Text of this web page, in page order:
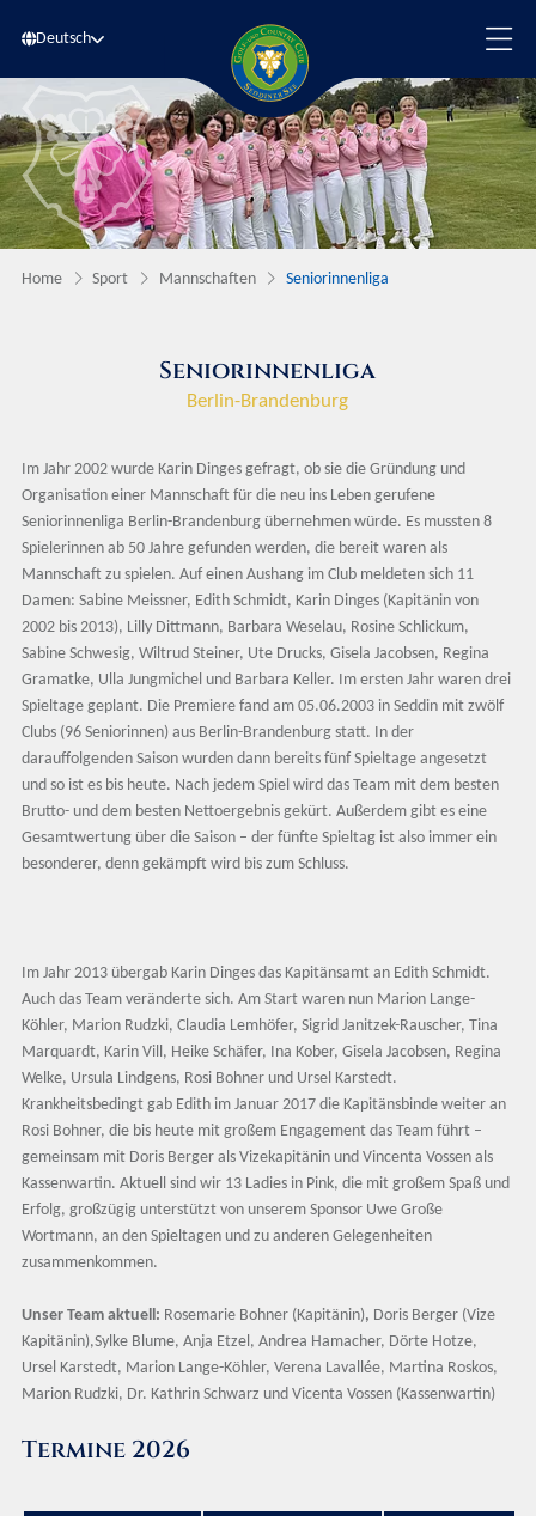
Deutsch
Home Sport Mannschaften Seniorinnenliga
Seniorinnenliga
Berlin-Brandenburg
Im Jahr 2002 wurde Karin Dinges gefragt, ob sie die Gründung und
Organisation einer Mannschaft für die neu ins Leben gerufene
Seniorinnenliga Berlin-Brandenburg übernehmen würde. Es mussten 8
Spielerinnen ab 50 Jahre gefunden werden, die bereit waren als
Mannschaft zu spielen. Auf einen Aushang im Club meldeten sich 11
Damen: Sabine Meissner, Edith Schmidt, Karin Dinges (Kapitänin von
2002 bis 2013), Lilly Dittmann, Barbara Weselau, Rosine Schlickum,
Sabine Schwesig, Wiltrud Steiner, Ute Drucks, Gisela Jacobsen, Regina
Gramatke, Ulla Jungmichel und Barbara Keller. Im ersten Jahr waren drei
Spieltage geplant. Die Premiere fand am 05.06.2003 in Seddin mit zwölf
Clubs (96 Seniorinnen) aus Berlin-Brandenburg statt. In der
darauffolgenden Saison wurden dann bereits fünf Spieltage angesetzt
und so ist es bis heute. Nach jedem Spiel wird das Team mit dem besten
Brutto- und dem besten Nettoergebnis gekürt. Außerdem gibt es eine
Gesamtwertung über die Saison – der fünfte Spieltag ist also immer ein
besonderer, denn gekämpft wird bis zum Schluss.
Im Jahr 2013 übergab Karin Dinges das Kapitänsamt an Edith Schmidt.
Auch das Team veränderte sich. Am Start waren nun Marion Lange-
Köhler, Marion Rudzki, Claudia Lemhöfer, Sigrid Janitzek-Rauscher, Tina
Marquardt, Karin Vill, Heike Schäfer, Ina Kober, Gisela Jacobsen, Regina
Welke, Ursula Lindgens, Rosi Bohner und Ursel Karstedt.
Krankheitsbedingt gab Edith im Januar 2017 die Kapitänsbinde weiter an
Rosi Bohner, die bis heute mit großem Engagement das Team führt –
gemeinsam mit Doris Berger als Vizekapitänin und Vincenta Vossen als
Kassenwartin. Aktuell sind wir 13 Ladies in Pink, die mit großem Spaß und
Erfolg, großzügig unterstützt von unserem Sponsor Uwe Große
Wortmann, an den Spieltagen und zu anderen Gelegenheiten
zusammenkommen.
Unser Team aktuell: Rosemarie Bohner (Kapitänin), Doris Berger (Vize
Kapitänin),Sylke Blume, Anja Etzel, Andrea Hamacher, Dörte Hotze,
Ursel Karstedt, Marion Lange-Köhler, Verena Lavallée, Martina Roskos,
Marion Rudzki, Dr. Kathrin Schwarz und Vicenta Vossen (Kassenwartin)
Termine 2026